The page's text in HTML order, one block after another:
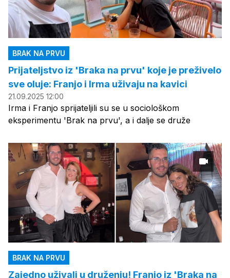
BRAK NA PRVU
Prijateljstvo iz 'Braka na prvu' koje je preživelo
sve oluje: Franjo i Irma uživaju na kavici
21.09.2025 12:00
Irma i Franjo sprijateljili su se u sociološkom
eksperimentu 'Brak na prvu', a i dalje se druže
BRAK NA PRVU
Zajedno uživali u druženju! Franjo iz 'Braka na